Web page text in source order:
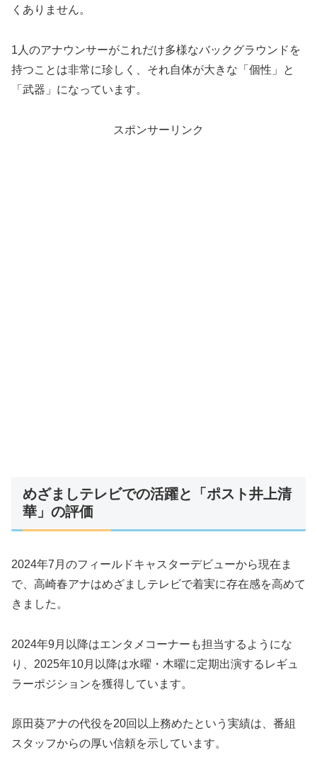
くありません。
1人のアナウンサーがこれだけ多様なバックグラウンドを
持つことは非常に珍しく、それ自体が大きな「個性」と
「武器」になっています。
スポンサーリンク
めざましテレビでの活躍と「ポスト井上清
華」の評価
2024年7月のフィールドキャスターデビューから現在ま
で、高崎春アナはめざましテレビで着実に存在感を高めて
きました。
2024年9月以降はエンタメコーナーも担当するようにな
り、2025年10月以降は水曜・木曜に定期出演するレギュ
ラーポジションを獲得しています。
原田葵アナの代役を20回以上務めたという実績は、番組
スタッフからの厚い信頼を示しています。